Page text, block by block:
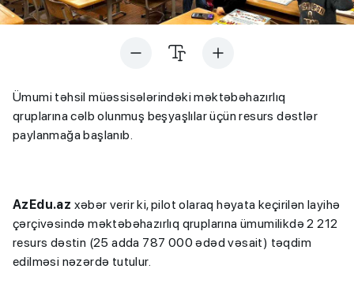
Ümumi təhsil müəssisələrindəki məktəbəhazırlıq
qruplarına cəlb olunmuş beşyaşlılar üçün resurs dəstlər
paylanmağa başlanıb.
AzEdu.az xəbər verir ki, pilot olaraq həyata keçirilən layihə
çərçivəsində məktəbəhazırlıq qruplarına ümumilikdə 2 212
resurs dəstin (25 adda 787 000 ədəd vəsait) təqdim
edilməsi nəzərdə tutulur.